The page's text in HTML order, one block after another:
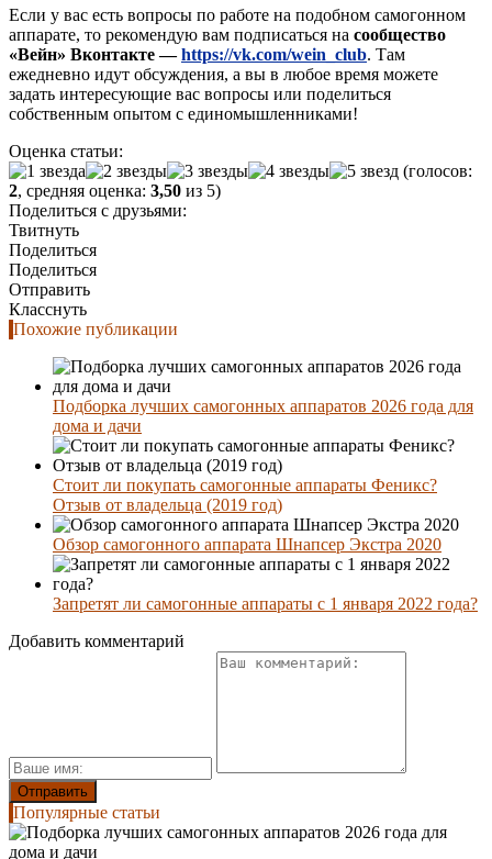
Если у вас есть вопросы по работе на подобном самогонном
аппарате, то рекомендую вам подписаться на сообщество
«Вейн» Вконтакте —https://vk.com/wein_club. Там
ежедневно идут обсуждения, а вы в любое время можете
задать интересующие вас вопросы или поделиться
собственным опытом с единомышленниками!
Оценка статьи:
(голосов:
2, средняя оценка: 3,50 из 5)
Поделиться с друзьями:
Твитнуть
Поделиться
Поделиться
Отправить
Класснуть
Похожие публикации
Подборка лучших самогонных аппаратов 2026 года для
дома и дачи
Стоит ли покупать самогонные аппараты Феникс?
Отзыв от владельца (2019 год)
Обзор самогонного аппарата Шнапсер Экстра 2020
Запретят ли самогонные аппараты с 1 января 2022 года?
Добавить комментарий
Популярные статьи